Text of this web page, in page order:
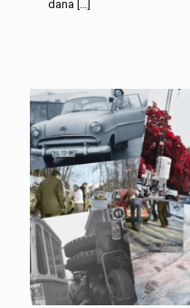
dana